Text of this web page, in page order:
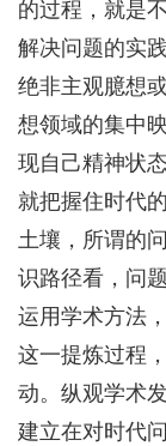
的过程，就是
解决问题的实
绝非主观臆想
想领域的集中
现自己精神状
就把握住时代
土壤，所谓的
识路径看，问
运用学术方法
这一提炼过程
动。纵观学术
建立在对时代